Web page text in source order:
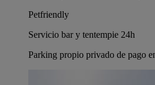
Petfriendly
Servicio bar y tentempie 24h
Parking propio privado de pago